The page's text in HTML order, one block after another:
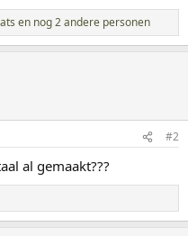
en nog 2 andere personen
#2
al gemaakt???